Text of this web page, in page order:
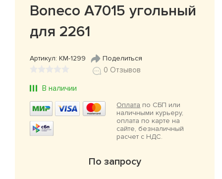
Boneco A7015 угольный
для 2261
Артикул: КМ-1299 Поделиться
0 Отзывов
В наличии
Оплата по СБП или
наличными курьеру,
оплата по карте на
сайте, безналичный
расчет с НДС.
По запросу